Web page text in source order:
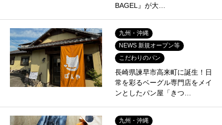
BAGEL』が大…
九州・沖縄
NEWS 新規オープン等
こだわりのパン
長崎県諫早市高来町に誕生！日
常を彩るベーグル専門店をメイ
ンとしたパン屋「きつ…
九州・沖縄